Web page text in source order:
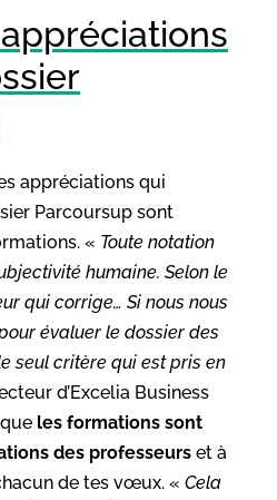
appréciations qui
Parcoursup sont
« Toute notation
humaine. Selon le
qui corrige… Si nous nous
évaluer le dossier des
seul critère qui est pris en
d’Excelia Business
les formations sont
des professeurs et à
de tes vœux. « Cela